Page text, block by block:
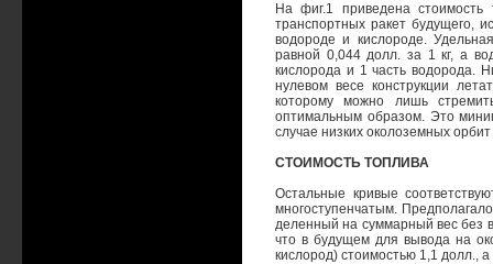
На фиг.1 приведена стоимость
транспортных ракет будущего,
водороде и кислороде.
равной 0,044 долл. за 1 кг, а
кислорода и 1 часть водорода.
нулевом весе конструкции
которому можно лишь
оптимальным образом. Это
случае низких околоземных
СТОИМОСТЬ ТОПЛИВА
Остальные кривые
многоступенчатым.
деленный на суммарный вес без
что в будущем для вывода на
кислород) стоимостью 1,1 долл., а